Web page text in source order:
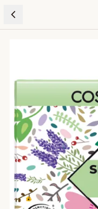
Skip to content